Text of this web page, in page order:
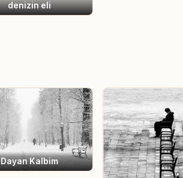
denizin eli
Dayan Kalbim